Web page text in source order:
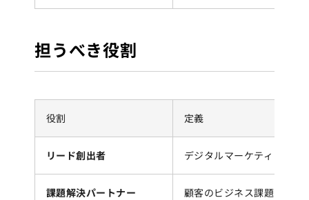
担うべき役割
役割 定義
リード創出者 デジタルマーケティング
課題解決パートナー 顧客のビジネス課題を深